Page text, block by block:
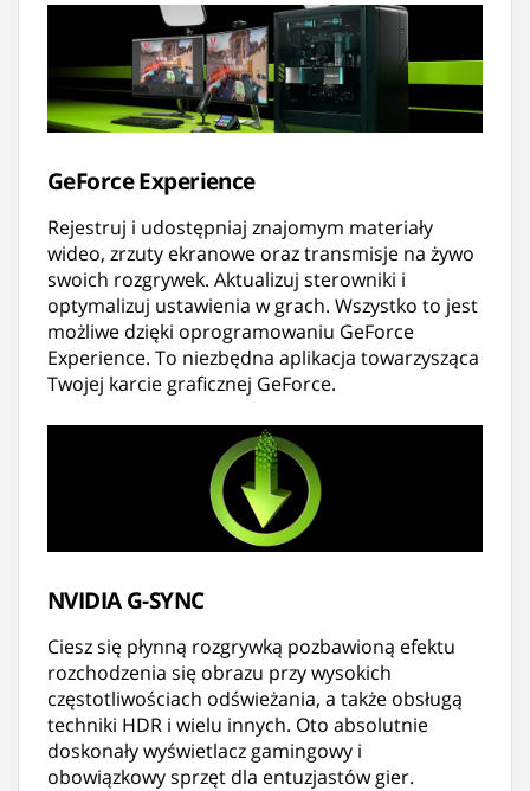
GeForce Experience
Rejestruj i udostępniaj znajomym materiały
wideo, zrzuty ekranowe oraz transmisje na żywo
swoich rozgrywek. Aktualizuj sterowniki i
optymalizuj ustawienia w grach. Wszystko to jest
możliwe dzięki oprogramowaniu GeForce
Experience. To niezbędna aplikacja towarzysząca
Twojej karcie graficznej GeForce.
NVIDIA G-SYNC
Ciesz się płynną rozgrywką pozbawioną efektu
rozchodzenia się obrazu przy wysokich
częstotliwościach odświeżania, a także obsługą
techniki HDR i wielu innych. Oto absolutnie
doskonały wyświetlacz gamingowy i
obowiązkowy sprzęt dla entuzjastów gier.